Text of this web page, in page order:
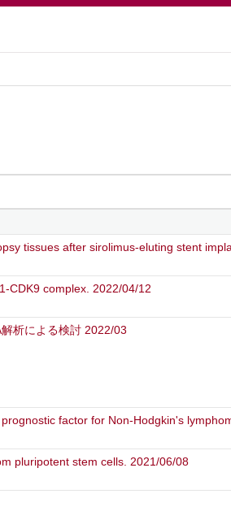
tissues after sirolimus-eluting stent
CDK9 complex. 2022/04/12
析による検討 2022/03
factor for Non-Hodgkin's
pluripotent stem cells. 2021/06/08